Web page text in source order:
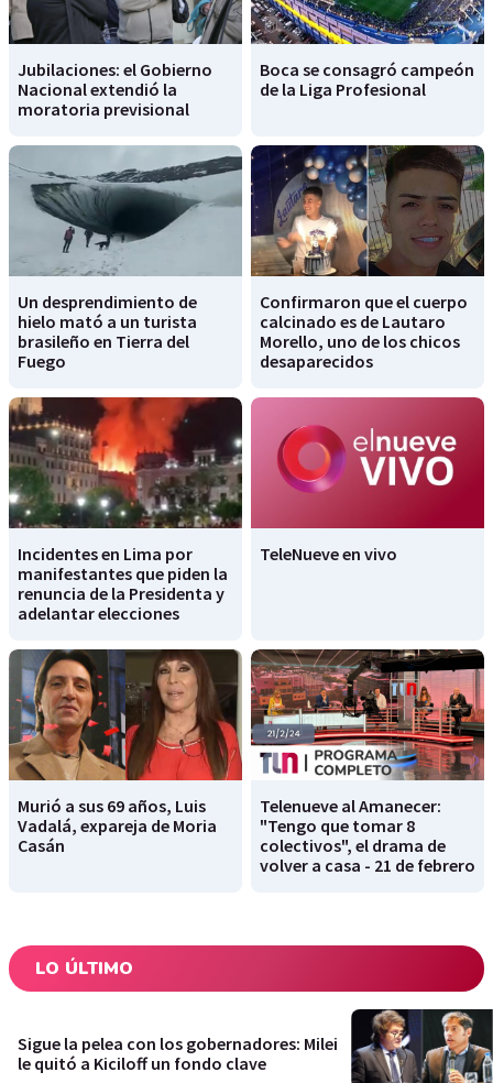
Jubilaciones: el Gobierno
Nacional extendió la
moratoria previsional
Boca se consagró campeón
de la Liga Profesional
Un desprendimiento de
hielo mató a un turista
brasileño en Tierra del
Fuego
Confirmaron que el cuerpo
calcinado es de Lautaro
Morello, uno de los chicos
desaparecidos
Incidentes en Lima por
manifestantes que piden la
renuncia de la Presidenta y
adelantar elecciones
TeleNueve en vivo
Murió a sus 69 años, Luis
Vadalá, expareja de Moria
Casán
Telenueve al Amanecer:
"Tengo que tomar 8
colectivos", el drama de
volver a casa - 21 de febrero
LO ÚLTIMO
Sigue la pelea con los gobernadores: Milei
le quitó a Kiciloff un fondo clave